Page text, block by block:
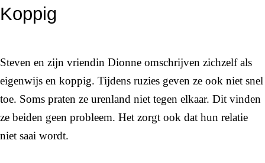
Koppig
Steven en zijn vriendin Dionne omschrijven zichzelf als
eigenwijs en koppig. Tijdens ruzies geven ze ook niet snel
toe. Soms praten ze urenland niet tegen elkaar. Dit vinden
ze beiden geen probleem. Het zorgt ook dat hun relatie
niet saai wordt.